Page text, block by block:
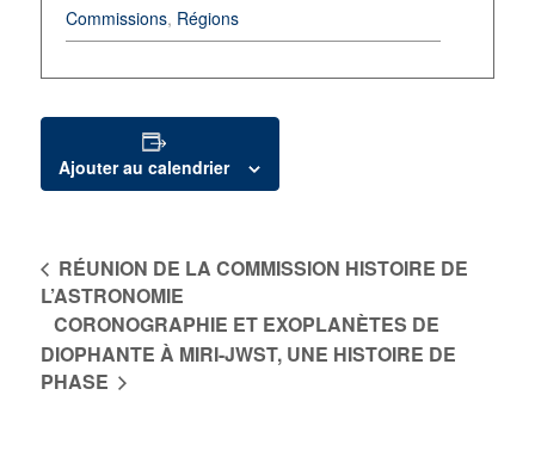
Commissions, Régions
Ajouter au calendrier
RÉUNION DE LA COMMISSION HISTOIRE DE
L’ASTRONOMIE
CORONOGRAPHIE ET EXOPLANÈTES DE
DIOPHANTE À MIRI-JWST, UNE HISTOIRE DE
PHASE